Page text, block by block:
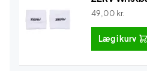
49,00 kr.
Læg i kurv